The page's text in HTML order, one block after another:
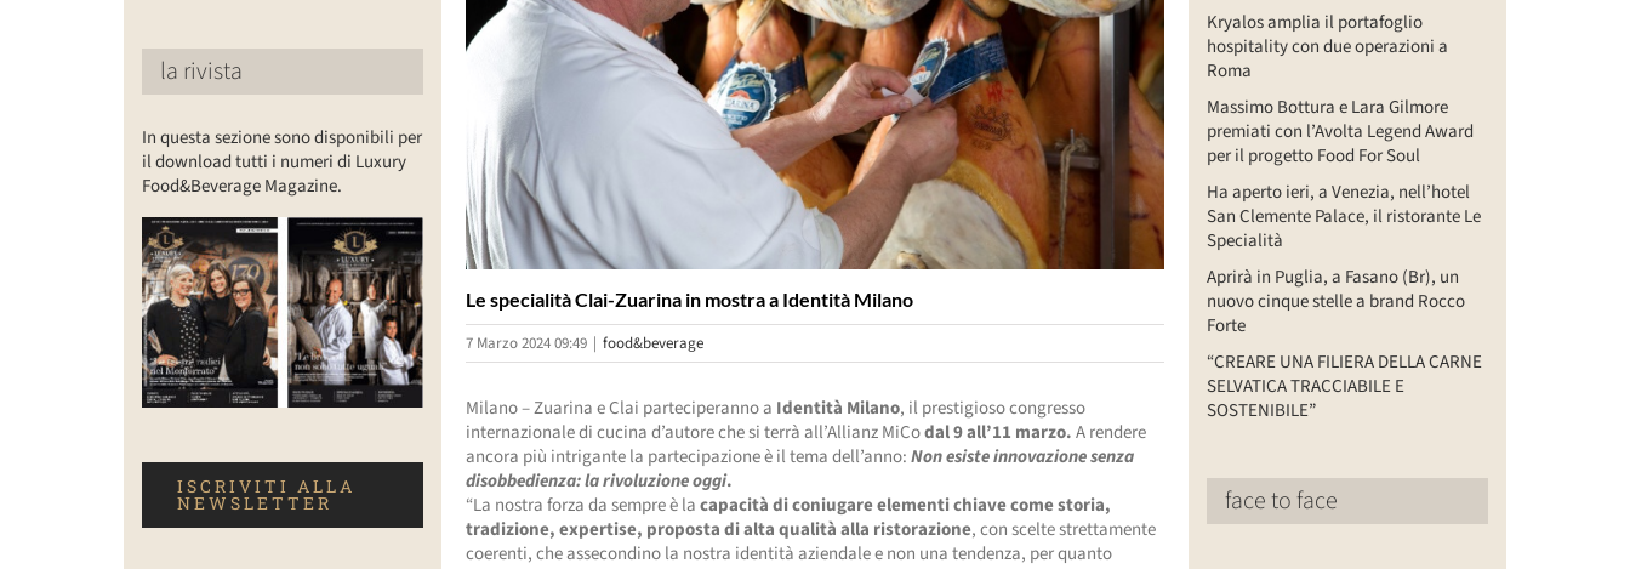
Le specialità Clai-Zuarina in mostra a Identità Milano
7 Marzo 2024 09:49 | food&beverage
Milano – Zuarina e Clai parteciperanno a Identità Milano, il prestigioso congresso
internazionale di cucina d’autore che si terrà all’Allianz MiCodal 9 all’11 marzo.A rendere
ancora più intrigante la partecipazione è il tema dell’anno:Non esiste innovazione senza
disobbedienza: la rivoluzione oggi.
“La nostra forza da sempre è lacapacità di coniugare elementi chiave come storia,
tradizione, expertise, proposta di alta qualità alla ristorazione, con scelte strettamente
coerenti, che assecondino la nostra identità aziendale e non una tendenza, per quanto
la rivista
In questa sezione sono disponibili per
il download tutti i numeri di Luxury
Food&Beverage Magazine.
ISCRIVITI ALLA
NEWSLETTER
Kryalos amplia il portafoglio
hospitality con due operazioni a
Roma
Massimo Bottura e Lara Gilmore
premiati con l’Avolta Legend Award
per il progetto Food For Soul
Ha aperto ieri, a Venezia, nell’hotel
San Clemente Palace, il ristorante Le
Specialità
Aprirà in Puglia, a Fasano (Br), un
nuovo cinque stelle a brand Rocco
Forte
“CREARE UNA FILIERA DELLA CARNE
SELVATICA TRACCIABILE E
SOSTENIBILE”
face to face